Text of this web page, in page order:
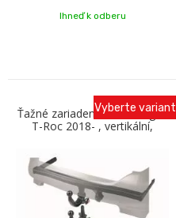
Ihneď k odberu
Ťažné zariadenie Volkswagen
T-Roc 2018- , vertikální,
Vyberte variant